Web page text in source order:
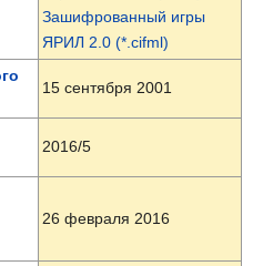
Зашифрованный игры
ЯРИЛ 2.0 (*.cifml)
15 сентября 2001
2016/5
26 февраля 2016